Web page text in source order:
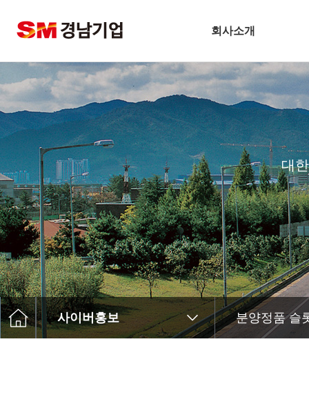
회사소개
기업개요
CEO 인사말
비전
주요연혁
경남슬롯사이트 볼트 메이저
안전보건방침
기술경영
환경경영
찾아오시는길
대
사이버홍보 분양정품 슬